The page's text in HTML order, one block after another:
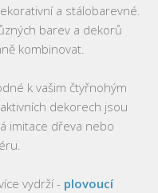
a stálobarevné.
barev a dekorů
kombinovat.
k vašim čtyřnohým
dekorech jsou
imitace dřeva nebo
vydrží - plovoucí